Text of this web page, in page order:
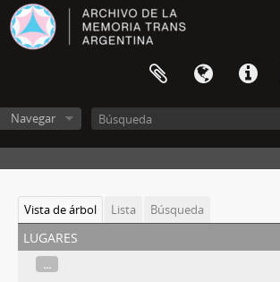
Navegar
Vista de árbol Lista Búsqueda
lugares
...